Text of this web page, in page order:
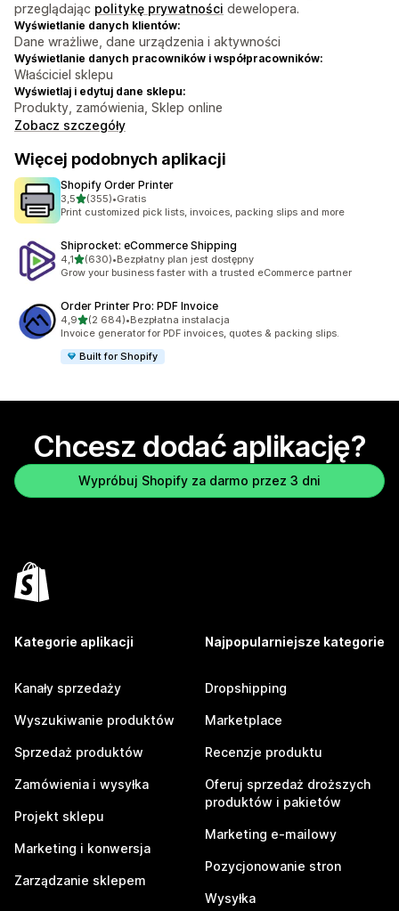
przeglądając politykę prywatności dewelopera.
Wyświetlanie danych klientów:
Dane wrażliwe, dane urządzenia i aktywności
Wyświetlanie danych pracowników i współpracowników:
Właściciel sklepu
Wyświetlaj i edytuj dane sklepu:
Produkty, zamówienia, Sklep online
Zobacz szczegóły
Więcej podobnych aplikacji
Shopify Order Printer
3,5na 5 gwiazdek
(355)
Łączna liczba recenzji: 355
•Gratis
Print customized pick lists, invoices, packing slips and more
Shiprocket: eCommerce Shipping
4,1na 5 gwiazdek
(630)
Łączna liczba recenzji: 630
•Bezpłatny plan jest dostępny
Grow your business faster with a trusted eCommerce partner
Order Printer Pro: PDF Invoice
4,9na 5 gwiazdek
(2 684)
Łączna liczba recenzji: 2684
•Bezpłatna instalacja
Invoice generator for PDF invoices, quotes & packing slips.
Built for Shopify
Chcesz dodać aplikację?
Wypróbuj Shopify za darmo przez 3 dni
Kategorie aplikacji
Kanały sprzedaży
Wyszukiwanie produktów
Sprzedaż produktów
Zamówienia i wysyłka
Projekt sklepu
Marketing i konwersja
Zarządzanie sklepem
Najpopularniejsze kategorie
Dropshipping
Marketplace
Recenzje produktu
Oferuj sprzedaż droższych
produktów i pakietów
Marketing e-mailowy
Pozycjonowanie stron
Wysyłka